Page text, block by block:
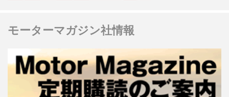
モーターマガジン社情報